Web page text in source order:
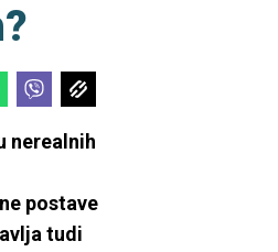
nerealnih
postave
tudi